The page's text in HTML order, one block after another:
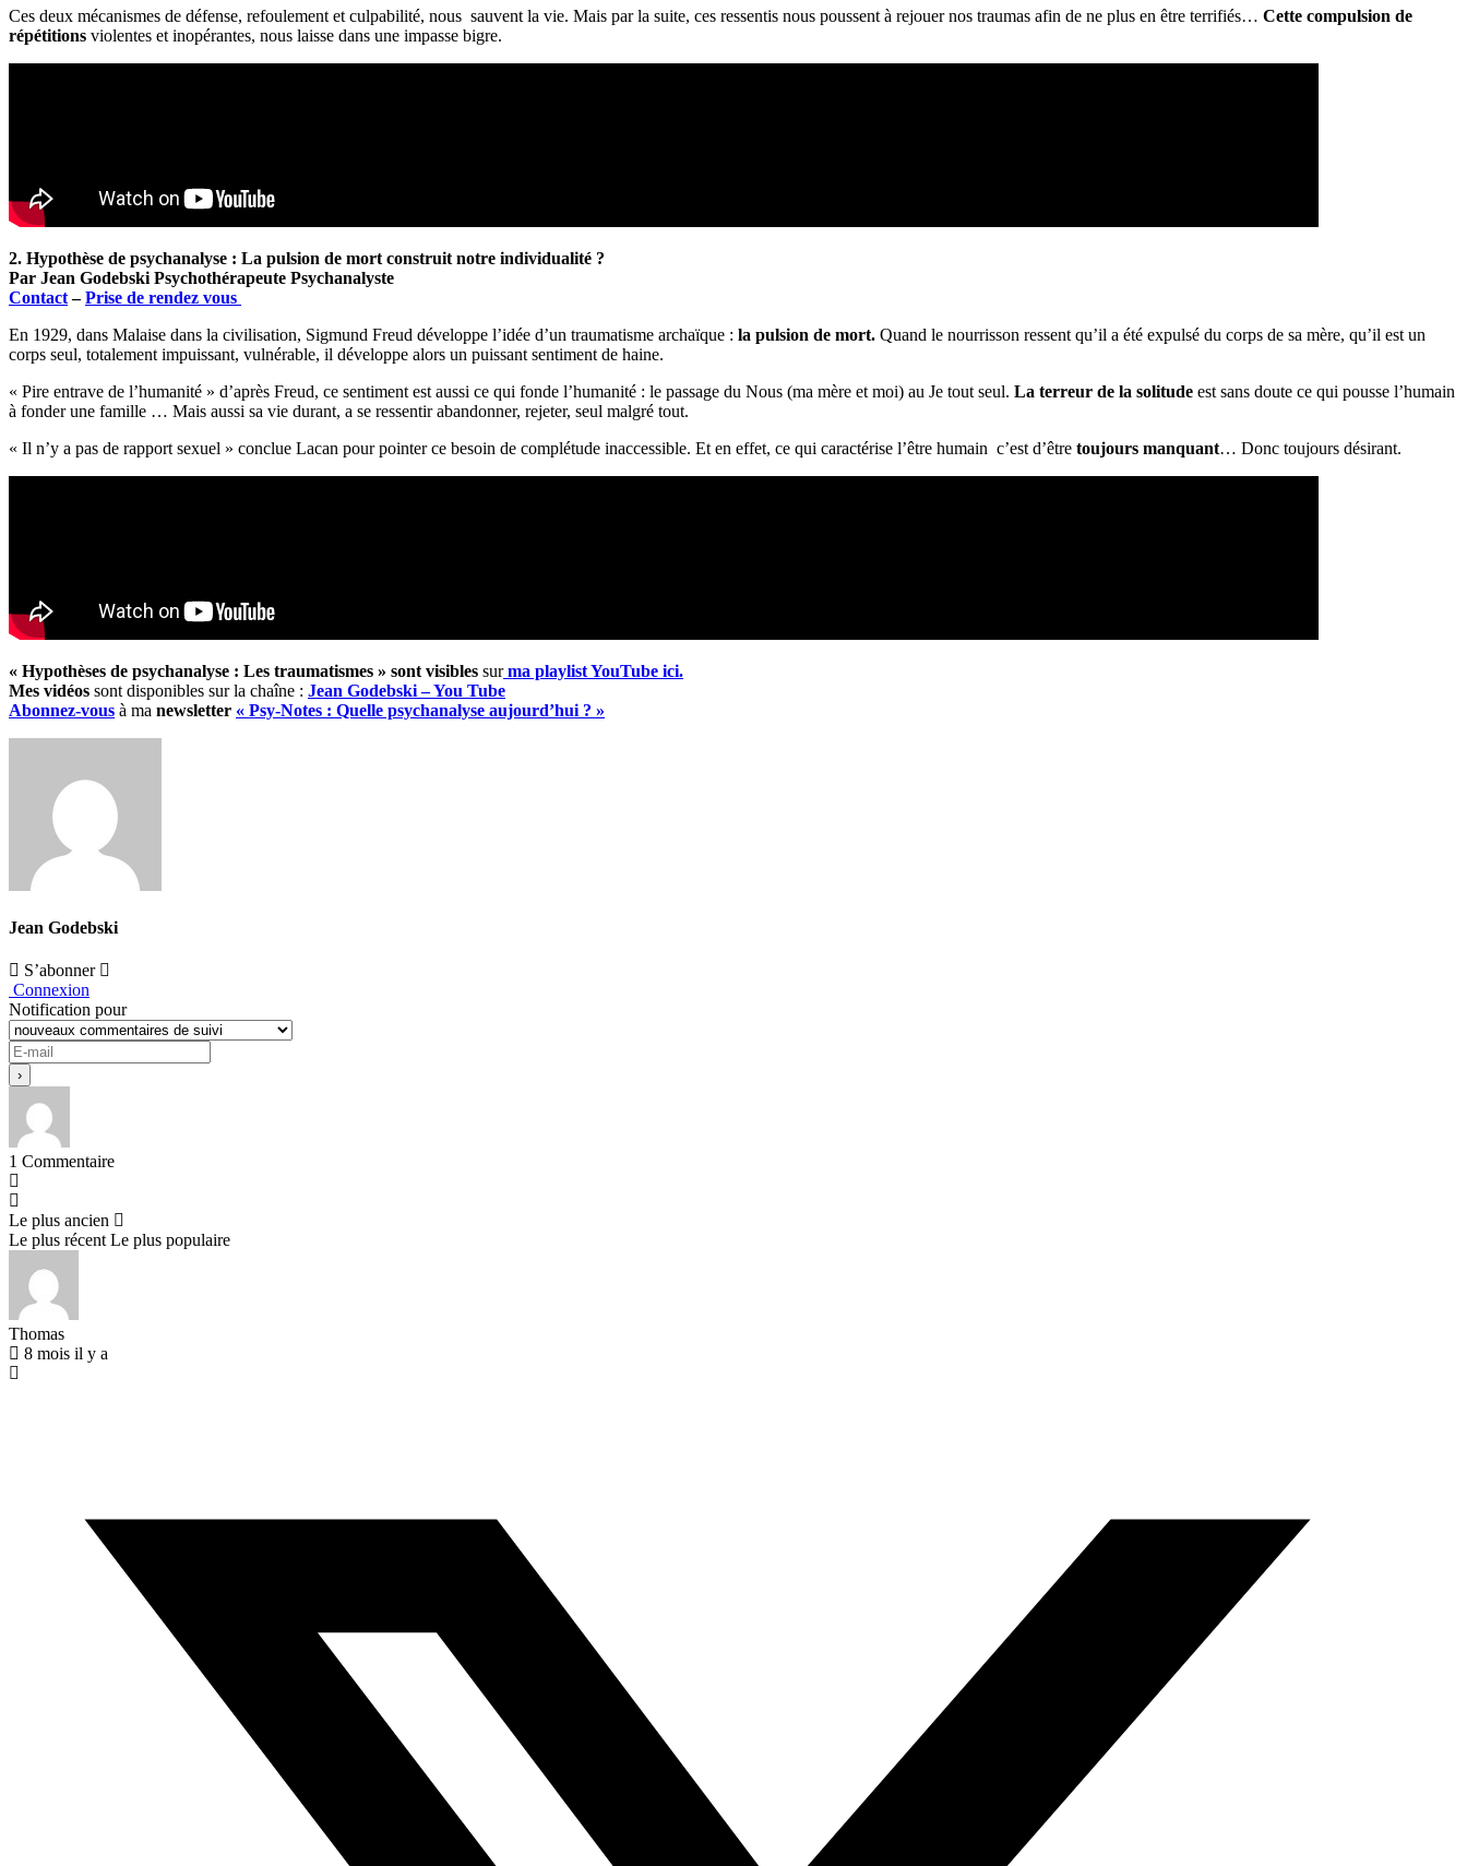
Ces deux mécanismes de défense, refoulement et culpabilité, nous sauvent la vie. Mais par la suite, ces ressentis nous poussent à rejouer nos traumas afin de ne plus en être terrifiés… Cette compulsion de
répétitions violentes et inopérantes, nous laisse dans une impasse bigre.
2. Hypothèse de psychanalyse : La pulsion de mort construit notre individualité ?
Par Jean Godebski Psychothérapeute Psychanalyste
Contact–Prise de rendez vous
En 1929, dans Malaise dans la civilisation, Sigmund Freud développe l’idée d’un traumatisme archaïque : la pulsion de mort. Quand le nourrisson ressent qu’il a été expulsé du corps de sa mère, qu’il est un
corps seul, totalement impuissant, vulnérable, il développe alors un puissant sentiment de haine.
« Pire entrave de l’humanité » d’après Freud, ce sentiment est aussi ce qui fonde l’humanité : le passage du Nous (ma mère et moi) au Je tout seul. La terreur de la solitude est sans doute ce qui pousse l’humain
à fonder une famille … Mais aussi sa vie durant, a se ressentir abandonner, rejeter, seul malgré tout.
« Il n’y a pas de rapport sexuel » conclue Lacan pour pointer ce besoin de complétude inaccessible. Et en effet, ce qui caractérise l’être humain c’est d’être toujours manquant… Donc toujours désirant.
« Hypothèses de psychanalyse : Les traumatismes » sont visibles surma playlist YouTube ici.
Mes vidéos sont disponibles sur la chaîne : Jean Godebski – You Tube
Abonnez-vous à ma newsletter « Psy-Notes : Quelle psychanalyse aujourd’hui ? »
Jean Godebski
S’abonner
Connexion
Notification pour
1 Commentaire
Le plus ancien
Le plus récent Le plus populaire
Thomas
8 mois il y a